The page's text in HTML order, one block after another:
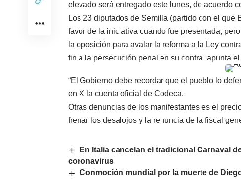
elevado será entregado este lunes, de acuerdo
Los 23 diputados de Semilla (partido con el que
favor de la iniciativa cuando fue presentada,
la oposición para avalar la reforma a la Ley
fin a la persecución penal en su contra, apunta
“El Gobierno debe recordar que el pueblo lo
en X la cuenta oficial de Codeca.
Otras denuncias de los manifestantes es el
frenar los desalojos y la renuncia de la fiscal
En Italia cancelan el tradicional Carnaval
coronavirus
Conmoción mundial por la muerte de